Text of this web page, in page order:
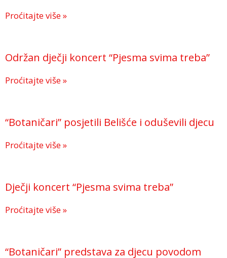
Proćitajte više »
Održan dječji koncert “Pjesma svima treba”
Proćitajte više »
“Botaničari” posjetili Belišće i oduševili djecu
Proćitajte više »
Dječji koncert “Pjesma svima treba”
Proćitajte više »
“Botaničari” predstava za djecu povodom